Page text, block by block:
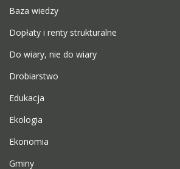
Baza wiedzy
Dopłaty i renty strukturalne
Do wiary, nie do wiary
Drobiarstwo
Edukacja
Ekologia
Ekonomia
Gminy